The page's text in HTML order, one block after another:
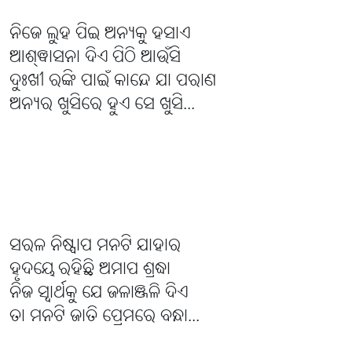
ନିଜେ ଲୁହ ପିଇ ଅନ୍ୟକୁ ହସାଏ
ଆଶ୍ଵାସନା ଦିଏ ପିଠି ଆଉଁସି
ଦୁଃଖୀ ରଙ୍କି ପାଇଁ କାନ୍ଦେ ଯା ପରାଣ
ଅନ୍ୟର ଖୁସିରେ ହୁଏ ସେ ଖୁସି...
ସରଳ ନିଷ୍ପାପ ମନଟି ଯାହାର
ହୃଦୟେ ରହିଛି ଅମାପ ଶ୍ରଦ୍ଧା
ନିଜ ସ୍ୱାର୍ଥକୁ ଯେ ଜଳାଞ୍ଜଳି ଦିଏ
ତା ମନଟି ଜାତି ପ୍ରେମରେ ବନ୍ଧା...